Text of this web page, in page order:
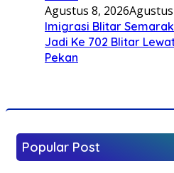
Agustus 8, 2026
Imigrasi Blitar
Jadi Ke 702 Blitar
Pekan
Popular Post